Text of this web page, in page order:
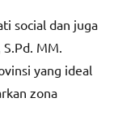
social dan juga
MM.
yang ideal
zona